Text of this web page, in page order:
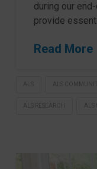
during our
provide
Read More
ALS ALS
ALS RESEARCH ALS